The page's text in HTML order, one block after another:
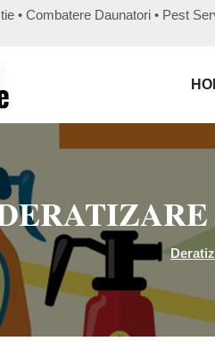
• Combatere Daunatori • Pest